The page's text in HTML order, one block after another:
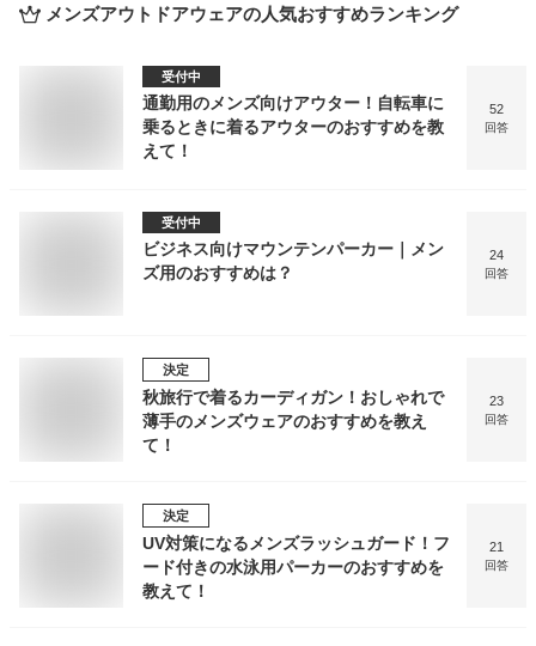
メンズアウトドアウェアの人気おすすめランキング
受付中
通勤用のメンズ向けアウター！自転車に
乗るときに着るアウターのおすすめを教
えて！
52
回答
受付中
ビジネス向けマウンテンパーカー｜メン
ズ用のおすすめは？
24
回答
決定
秋旅行で着るカーディガン！おしゃれで
薄手のメンズウェアのおすすめを教え
て！
23
回答
決定
UV対策になるメンズラッシュガード！フ
ード付きの水泳用パーカーのおすすめを
教えて！
21
回答